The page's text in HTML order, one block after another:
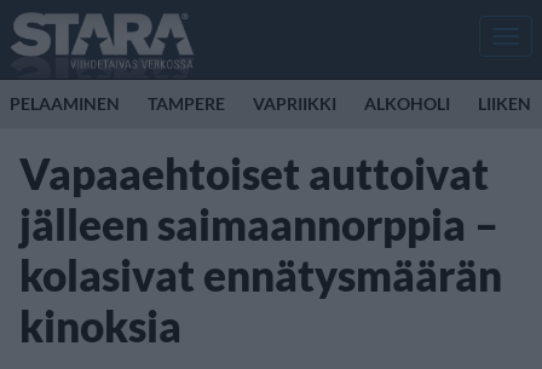
PELAAMINEN TAMPERE VAPRIIKKI ALKOHOLI
Vapaaehtoiset auttoivat
jälleen saimaannorppia –
kolasivat ennätysmäärän
kinoksia